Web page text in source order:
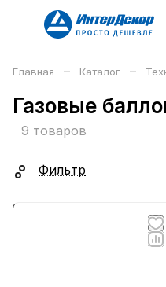
Главная – Каталог –
Газовые
9 товаров
Фильтр